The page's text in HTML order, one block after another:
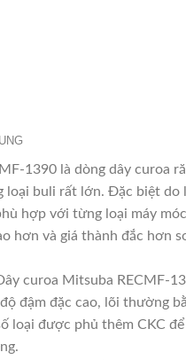
1390 là dòng dây curoa
buli rất lớn. Đặc biệt do
hợp với từng loại máy
hơn và giá thành đắc hơn
curoa Mitsuba RECMF-
đậm đặc cao, lõi thường
loại được phủ thêm CKC